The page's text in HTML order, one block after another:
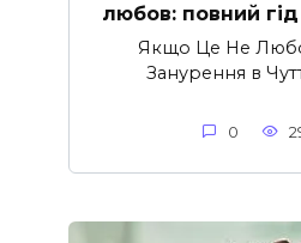
любов: повний
Якщо Це Не
Занурення в
0